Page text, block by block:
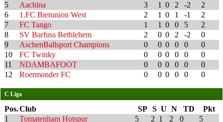
5
Aachina 3 1 0 2 -2
2
6
1.FC Bierunion West 2 1 0 1 -1
2
7
FC Tango 1 1 0 0 5
2
8
SV Barfuss Bethlehem 2 0 0 2 -2
0
9
AschenBallsport Champions 0 0 0 0 0
0
10
FC Twinky 0 0 0 0 0
0
11
NDAMBAFOOT 0 0 0 0 0
0
12
Roermonder FC 0 0 0 0 0 0
C Liga
Pos.Club SP S U N TD
Pkt
1
Tomatenham Hotspur 5 2 1 2 0 5